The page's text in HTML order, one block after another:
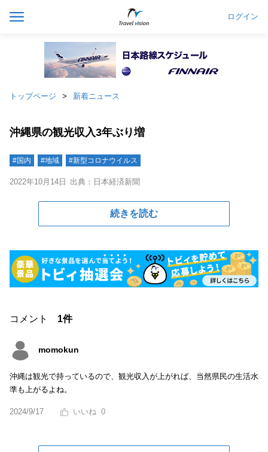
ログイン
トップページ 新着ニュース
沖縄県の観光収入3年ぶり増
#国内 #地域 #新型コロナウイルス
2022年10月14日 出典：日本経済新聞
続きを読む
コメント 1件
momokun
沖縄は観光で持っているので、観光収入が上がれば、当然県民の生活水
準も上がるよね。
2024/9/17 0